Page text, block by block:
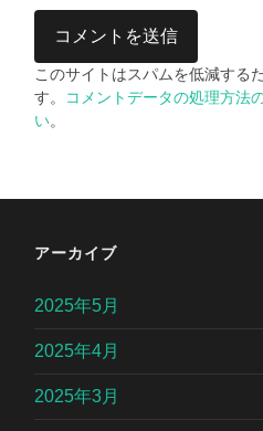
このサイトはスパムを低減する
す。
コメントデータの処理方法
い。
アーカイブ
2025年5月
2025年4月
2025年3月